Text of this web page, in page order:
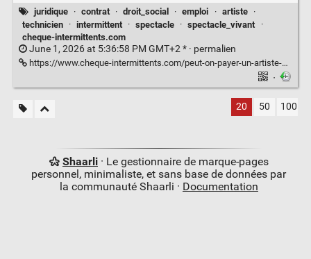
juridique · contrat · droit_social · emploi · artiste
·
technicien
· intermittent · spectacle · spectacle_vivant
·
cheque-intermittents.com
June 1, 2026 at 5:36:58 PM GMT+2 * · permalien
https://www.cheque-intermittents.com/peut-on-payer-un-artiste-sans-contrat/
·
20 50 100
Shaarli· Le gestionnaire de marque-pages
personnel, minimaliste, et sans base de données par
la communauté Shaarli · Documentation